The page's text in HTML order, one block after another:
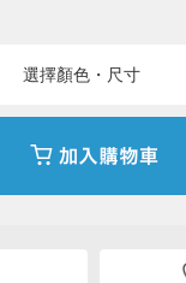
選擇顏色・尺寸